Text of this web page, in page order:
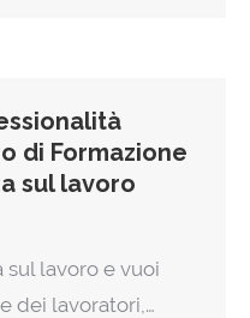
di Formazione
sul lavoro
sul lavoro e vuoi
dei lavoratori,…